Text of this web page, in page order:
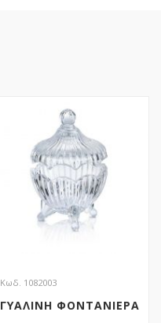
Κωδ. 1082003
ΓΥΑΛΙΝΗ ΦΟΝΤΑΝΙΕΡΑ